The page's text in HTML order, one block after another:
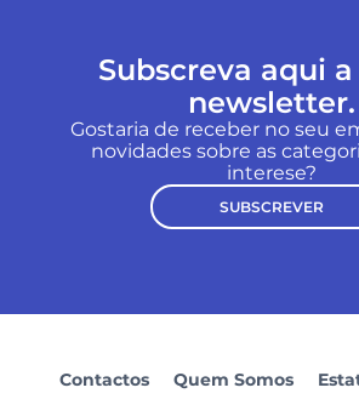
Subscreva aqui a
newsletter.
Gostaria de receber no seu
novidades sobre as
interese?
SUBSCREVER
Contactos Quem Somos